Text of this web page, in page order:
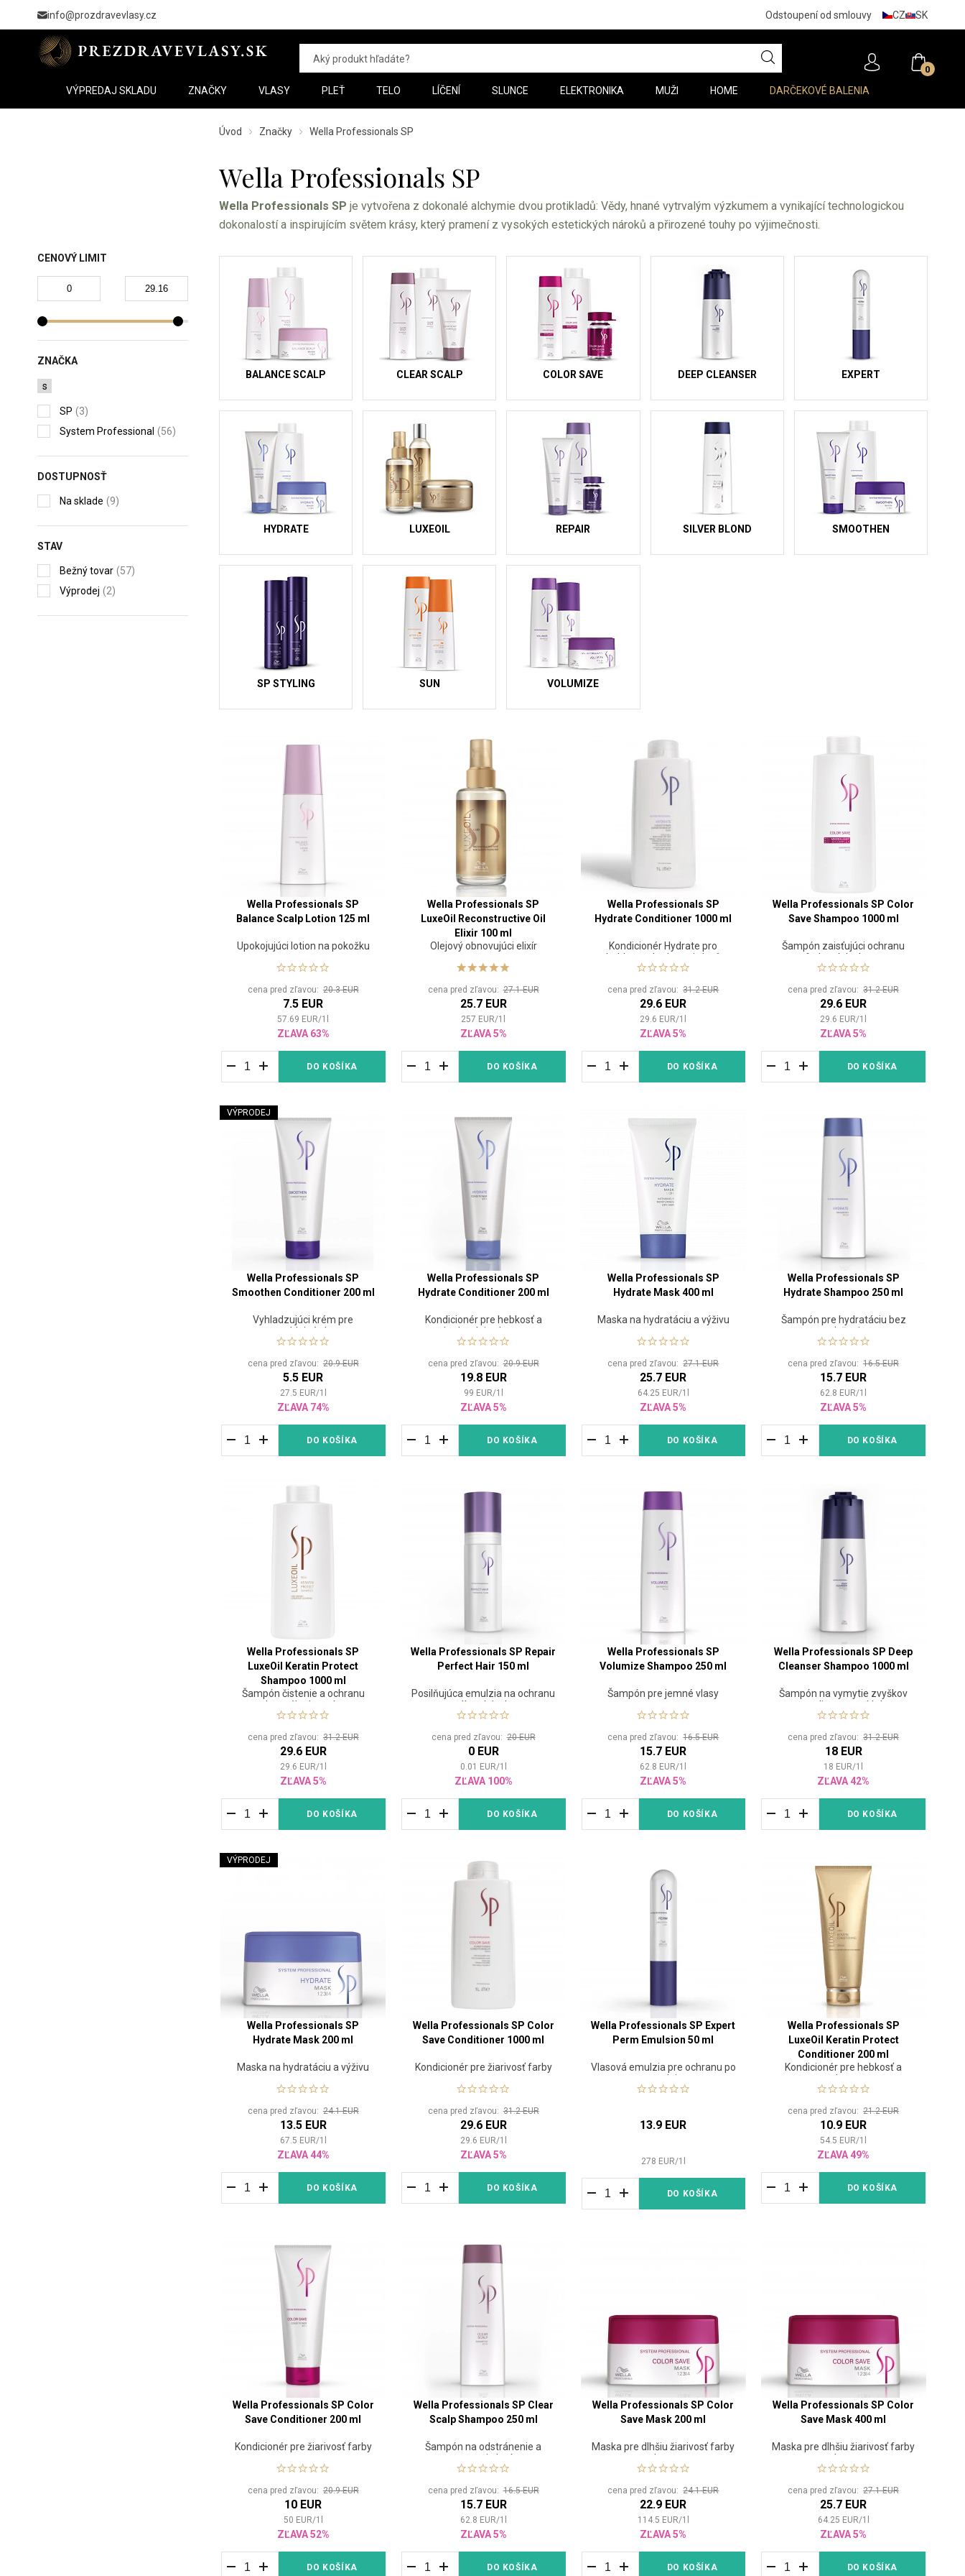
info@prozdravevlasy.cz Odstoupení od smlouvy CZ SK
0
VÝPREDAJ SKLADU ZNAČKY VLASY PLEŤ TELO LÍČENÍ SLUNCE ELEKTRONIKA MUŽI HOME DARČEKOVÉ BALENIA
CENOVÝ LIMIT
ZNAČKA
s
SP (3)
System Professional (56)
DOSTUPNOSŤ
Na sklade (9)
STAV
Bežný tovar (57)
Výprodej (2)
Úvod Značky Wella Professionals SP
Wella Professionals SP
Wella Professionals SP je vytvořena z dokonalé alchymie dvou protikladů: Vědy, hnané vytrvalým výzkumem a vynikající technologickou
dokonalostí a inspirujícím světem krásy, který pramení z vysokých estetických nároků a přirozené touhy po výjimečnosti.
BALANCE SCALP CLEAR SCALP COLOR SAVE DEEP CLEANSER EXPERT
HYDRATE LUXEOIL REPAIR SILVER BLOND SMOOTHEN
SP STYLING SUN VOLUMIZE
Wella Professionals SP
Balance Scalp Lotion 125 ml
Upokojujúci lotion na pokožku
cena pred zľavou: 20.3 EUR
7.5 EUR
57.69 EUR/1
ZĽAVA 63%
DO KOŠÍKA
Wella Professionals SP
LuxeOil Reconstructive Oil
Elixir 100 ml
Olejový obnovujúci elixír
cena pred zľavou:27.1 EUR
25.7 EUR
257 EUR/1
ZĽAVA 5%
DO KOŠÍKA
Wella Professionals SP
Hydrate Conditioner 1000 ml
Kondicionér Hydrate pro
hebkost a hydrataci vlasů
cena pred zľavou:31.2 EUR
29.6 EUR
29.6 EUR/1
ZĽAVA 5%
DO KOŠÍKA
Wella Professionals SP Color
Save Shampoo 1000 ml
Šampón zaisťujúci ochranu
farbených vlasov
cena pred zľavou:31.2 EUR
29.6 EUR
29.6 EUR/1
ZĽAVA 5%
DO KOŠÍKA
VÝPRODEJ
Wella Professionals SP
Smoothen Conditioner 200 ml
Vyhladzujúci krém pre
nepoddajné vlasy
cena pred zľavou: 20.9 EUR
5.5 EUR
27.5 EUR/1
ZĽAVA 74%
DO KOŠÍKA
Wella Professionals SP
Hydrate Conditioner 200 ml
Kondicionér pre hebkosť a
hydratáciu vlasov
cena pred zľavou:20.9 EUR
19.8 EUR
99 EUR/1
ZĽAVA 5%
DO KOŠÍKA
Wella Professionals SP
Hydrate Mask 400 ml
Maska na hydratáciu a výživu
cena pred zľavou:27.1 EUR
25.7 EUR
64.25 EUR/1
ZĽAVA 5%
DO KOŠÍKA
Wella Professionals SP
Hydrate Shampoo 250 ml
Šampón pre hydratáciu bez
zaťaženia
cena pred zľavou:16.5 EUR
15.7 EUR
62.8 EUR/1
ZĽAVA 5%
DO KOŠÍKA
Wella Professionals SP
LuxeOil Keratin Protect
Shampoo 1000 ml
Šampón čistenie a ochranu
vlasového keratínu
cena pred zľavou: 31.2 EUR
29.6 EUR
29.6 EUR/1
ZĽAVA 5%
DO KOŠÍKA
Wella Professionals SP Repair
Perfect Hair 150 ml
Posilňujúca emulzia na ochranu
namáhaných vlasov
cena pred zľavou:20 EUR
0 EUR
0.01 EUR/1
ZĽAVA 100%
DO KOŠÍKA
Wella Professionals SP
Volumize Shampoo 250 ml
Šampón pre jemné vlasy
cena pred zľavou:16.5 EUR
15.7 EUR
62.8 EUR/1
ZĽAVA 5%
DO KOŠÍKA
Wella Professionals SP Deep
Cleanser Shampoo 1000 ml
Šampón na vymytie zvyškov
stylingu a rezíduí
cena pred zľavou:31.2 EUR
18 EUR
18 EUR/1
ZĽAVA 42%
DO KOŠÍKA
VÝPRODEJ
Wella Professionals SP
Hydrate Mask 200 ml
Maska na hydratáciu a výživu
cena pred zľavou: 24.1 EUR
13.5 EUR
67.5 EUR/1
ZĽAVA 44%
DO KOŠÍKA
Wella Professionals SP Color
Save Conditioner 1000 ml
Kondicionér pre žiarivosť farby
cena pred zľavou:31.2 EUR
29.6 EUR
29.6 EUR/1
ZĽAVA 5%
DO KOŠÍKA
Wella Professionals SP Expert
Perm Emulsion 50 ml
Vlasová emulzia pre ochranu po
trvalej
13.9 EUR
278 EUR/1
DO KOŠÍKA
Wella Professionals SP
LuxeOil Keratin Protect
Conditioner 200 ml
Kondicionér pre hebkosť a
ochranu
cena pred zľavou:21.2 EUR
10.9 EUR
54.5 EUR/1
ZĽAVA 49%
DO KOŠÍKA
Wella Professionals SP Color
Save Conditioner 200 ml
Kondicionér pre žiarivosť farby
cena pred zľavou: 20.9 EUR
10 EUR
50 EUR/1
ZĽAVA 52%
DO KOŠÍKA
Wella Professionals SP Clear
Scalp Shampoo 250 ml
Šampón na odstránenie a
prevenciu lupín
cena pred zľavou:16.5 EUR
15.7 EUR
62.8 EUR/1
ZĽAVA 5%
DO KOŠÍKA
Wella Professionals SP Color
Save Mask 200 ml
Maska pre dlhšiu žiarivosť farby
vlasov
cena pred zľavou:24.1 EUR
22.9 EUR
114.5 EUR/1
ZĽAVA 5%
DO KOŠÍKA
Wella Professionals SP Color
Save Mask 400 ml
Maska pre dlhšiu žiarivosť farby
vlasov
cena pred zľavou:27.1 EUR
25.7 EUR
64.25 EUR/1
ZĽAVA 5%
DO KOŠÍKA